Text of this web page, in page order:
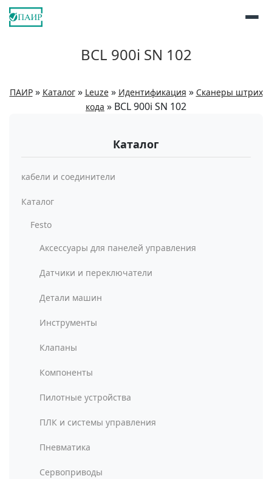
BCL 900i SN 102
ПАИР» Каталог» Leuze» Идентификация » Сканеры штрих
кода » BCL 900i SN 102
Каталог
кабели и соединители
Каталог
Festo
Аксессуары для панелей управления
Датчики и переключатели
Детали машин
Инструменты
Клапаны
Компоненты
Пилотные устройства
ПЛК и системы управления
Пневматика
Сервоприводы